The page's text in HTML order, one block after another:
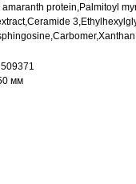
amaranth protein,Palmitoyl
мм